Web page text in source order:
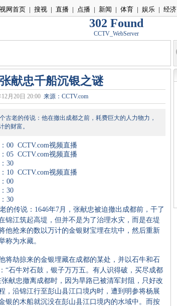
网首页 | 搜视 | 直播 | 点播 | 新闻 | 体育 | 娱乐 | 经济
302 Found
CCTV_WebServer
献忠千船沉银之谜
12月20日 20:00来源：CCTV.com
古老的传说：他在撤出成都之前，耗费巨大的人力物力，
的财富。
00 CCTV.com视频直播
05 CCTV.com视频直播
30
10 CCTV.com视频直播
00
30
30
传说：1646年7月，张献忠被迫撤出成都前，干了
锦江筑起高堤，但并不是为了治理水灾，而是在堤
他抢来的数以万计的金银财宝埋在坑中，然后重新
称为水藏。
劫掠来的金银埋藏在成都的某处，并以石牛和石
“石牛对石鼓，银子万万五。有人识得破，买尽成都
献忠撤离成都时，因为旱路已被清军封阻，只好改
，沿锦江行至彭山县江口境内时，遭到明参将杨展
银的木船就沉没在彭山县江口境内的水域中。而按